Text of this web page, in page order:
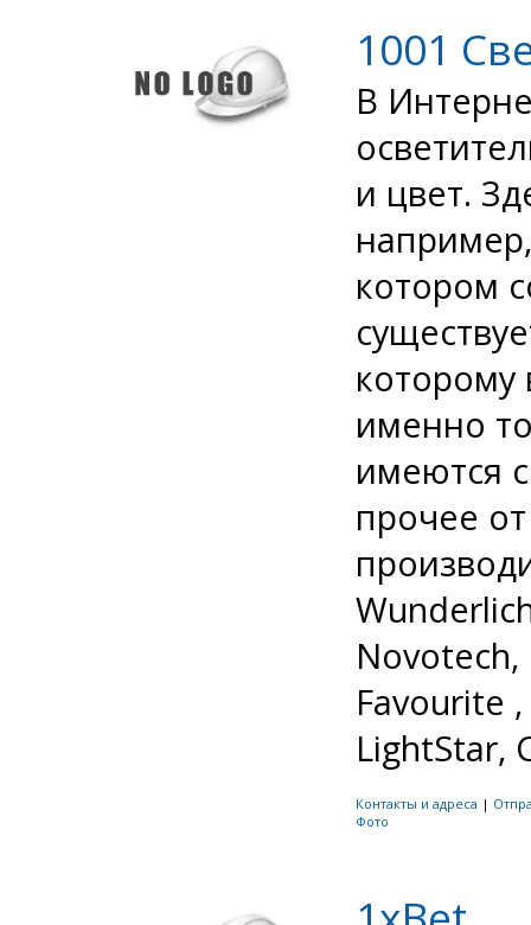
1001
В
и цвет.
котором
именно
имеются
прочее
Novotech,
Favourite
LightStar,
Контакты и адреса |
Фото